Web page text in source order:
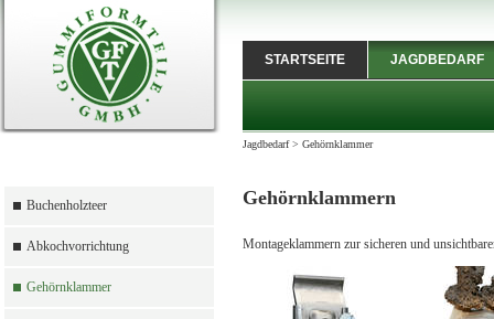
Buchenholzteer
Abkochvorrichtung
Gehörnklammer
STARTSEITE JAGDBEDARF
Jagdbedarf> Gehörnklammer
Gehörnklammern
Montageklammern zur sicheren und